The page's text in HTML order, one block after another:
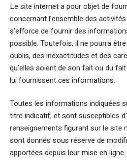
Le site internet a pour objet de
concernant l’ensemble des
s’efforce de fournir des
possible. Toutefois, il ne pourra
oublis, des inexactitudes et des
qu’elles soient de son fait ou du
lui fournissent ces informations.
Toutes les informations indiquées
titre indicatif, et sont susceptibles
renseignements figurant sur le site
sont donnés sous réserve de
apportées depuis leur mise en ligne.